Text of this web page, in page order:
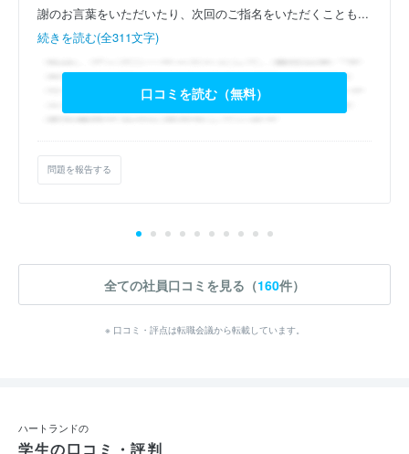
謝のお言葉をいただいたり、次回のご指名をいただくことも...
続きを読む(全311文字)
口コミを読む（無料）
問題を報告する
全ての社員口コミを見る（160件）
※ 口コミ・評点は転職会議から転載しています。
ハートランドの
学生の口コミ・評判